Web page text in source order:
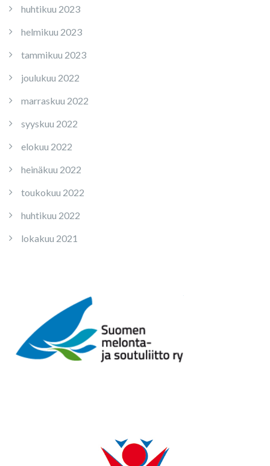
huhtikuu 2023
helmikuu 2023
tammikuu 2023
joulukuu 2022
marraskuu 2022
syyskuu 2022
elokuu 2022
heinäkuu 2022
toukokuu 2022
huhtikuu 2022
lokakuu 2021